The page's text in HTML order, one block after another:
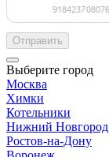
Отправить
Выберите город
Москва
Химки
Котельники
Нижний Новгород
Ростов-на-Дону